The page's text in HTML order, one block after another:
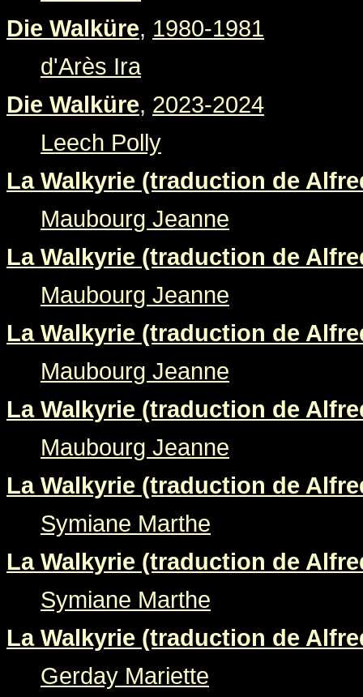
Die Walküre, 1980-1981
d'Arès Ira
Die Walküre, 2023-2024
Leech Polly
La Walkyrie (traduction de
Maubourg Jeanne
La Walkyrie (traduction de
Maubourg Jeanne
La Walkyrie (traduction de
Maubourg Jeanne
La Walkyrie (traduction de
Maubourg Jeanne
La Walkyrie (traduction de
Symiane Marthe
La Walkyrie (traduction de
Symiane Marthe
La Walkyrie (traduction de
Gerday Mariette